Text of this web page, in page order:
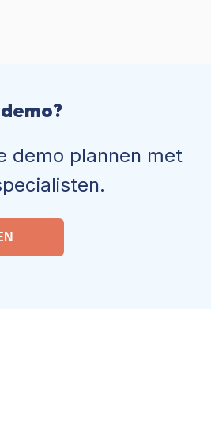
demo plannen met